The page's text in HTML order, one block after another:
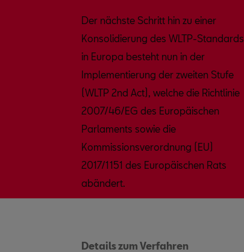
Der nächste Schritt hin zu einer
Konsolidierung des WLTP-Standards
in Europa besteht nun in der
Implementierung der zweiten Stufe
(WLTP 2nd Act), welche die Richtlinie
2007/46/EG des Europäischen
Parlaments sowie die
Kommissionsverordnung (EU)
2017/1151 des Europäischen Rats
abändert.
Details zum Verfahren